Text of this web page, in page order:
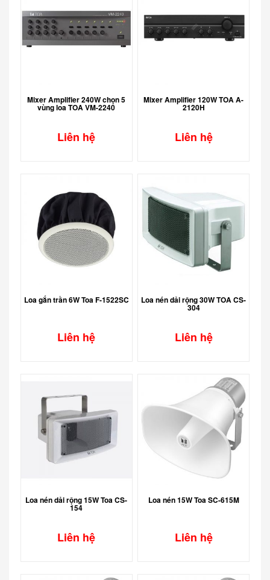
Mixer Amplifier 240W chọn 5
vùng loa TOA VM-2240
Liên hệ
Mixer Amplifier 120W TOA A-
2120H
Liên hệ
Loa gắn trần 6W Toa F-1522SC
Liên hệ
Loa nén dải rộng 30W TOA CS-
304
Liên hệ
Loa nén dải rộng 15W Toa CS-
154
Liên hệ
Loa nén 15W Toa SC-615M
Liên hệ